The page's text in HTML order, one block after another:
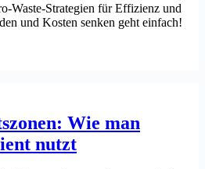
Waste-Strategien für Effizienz und
und Kosten senken geht einfach!
Wie man
nutzt